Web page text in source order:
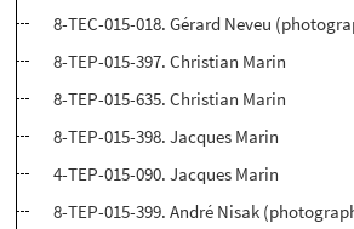
8-TEC-015-018. Gérard Neveu
8-TEP-015-397. Christian Marin
8-TEP-015-635. Christian Marin
8-TEP-015-398. Jacques Marin
4-TEP-015-090. Jacques Marin
8-TEP-015-399. André Nisak